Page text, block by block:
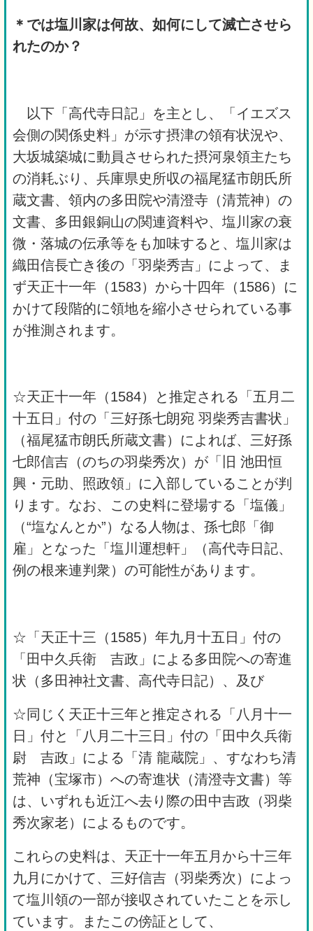
＊では塩川家は何故、如何にして滅亡させら
れたのか？
以下「高代寺日記」を主とし、「イエズス
会側の関係史料」が示す摂津の領有状況や、
大坂城築城に動員させられた摂河泉領主たち
の消耗ぶり、兵庫県史所収の福尾猛市朗氏所
蔵文書、領内の多田院や清澄寺（清荒神）の
文書、多田銀銅山の関連資料や、塩川家の衰
微・落城の伝承等をも加味すると、塩川家は
織田信長亡き後の「羽柴秀吉」によって、ま
ず天正十一年（1583）から十四年（1586）に
かけて段階的に領地を縮小させられている事
が推測されます。
☆天正十一年（1584）と推定される「五月二
十五日」付の「三好孫七朗宛 羽柴秀吉書状」
（福尾猛市朗氏所蔵文書）によれば、三好孫
七郎信吉（のちの羽柴秀次）が「旧 池田恒
興・元助、照政領」に入部していることが判
ります。なお、この史料に登場する「塩儀」
（“塩なんとか”）なる人物は、孫七郎「御
雇」となった「塩川運想軒」（高代寺日記、
例の根来連判衆）の可能性があります。
☆「天正十三（1585）年九月十五日」付の
「田中久兵衛 吉政」による多田院への寄進
状（多田神社文書、高代寺日記）、及び
☆同じく天正十三年と推定される「八月十一
日」付と「八月二十三日」付の「田中久兵衛
尉 吉政」による「清 龍蔵院」、すなわち清
荒神（宝塚市）への寄進状（清澄寺文書）等
は、いずれも近江へ去り際の田中吉政（羽柴
秀次家老）によるものです。
これらの史料は、天正十一年五月から十三年
九月にかけて、三好信吉（羽柴秀次）によっ
て塩川領の一部が接収されていたことを示し
ています。またこの傍証として、